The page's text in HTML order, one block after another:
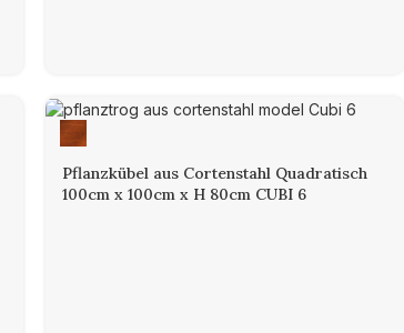
Pflanzkübel aus Cortenstahl Quadratisch
100cm x 100cm x H 80cm CUBI 6